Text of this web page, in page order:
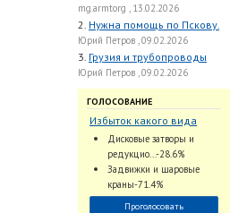
mg.armtorg , 13.02.2026
2. Нужна помощь по Пскову.
Юрий Петров , 09.02.2026
3. Грузия и трубопроводы
Юрий Петров , 09.02.2026
ГОЛОСОВАНИЕ
Избыток какого вида
трубопроводной
арматуры наблюдается
на Российском рынке с
2024 по 2026 годы?
Дисковые затворы и
редукцио...-28.6%
Задвижки и шаровые
краны-71.4%
Проголосовать